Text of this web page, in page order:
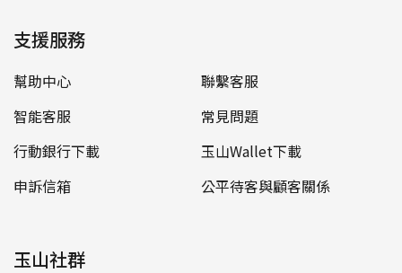
支援服務
幫助中心
聯繫客服
智能客服
常見問題
行動銀行下載
玉山Wallet下載
申訴信箱
公平待客與顧客關係
玉山社群